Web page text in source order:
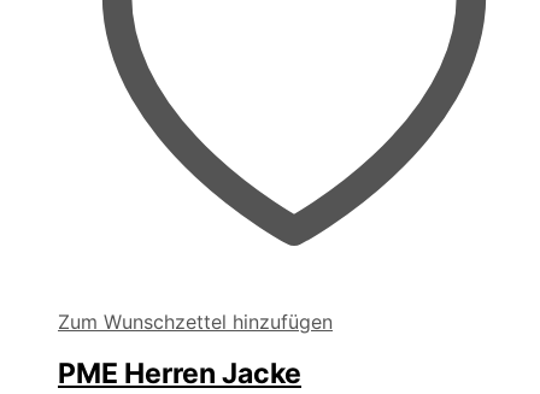
Zum Wunschzettel hinzufügen
PME Herren Jacke